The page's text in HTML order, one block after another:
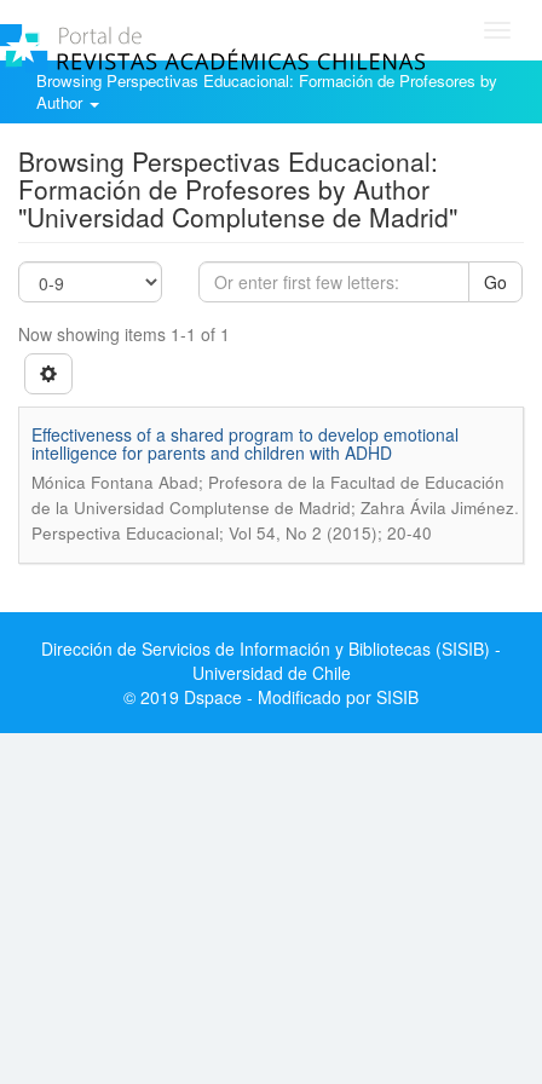
Browsing Perspectivas Educacional: Formación de Profesores by
Author
Browsing Perspectivas Educacional:
Formación de Profesores by Author
"Universidad Complutense de Madrid"
Go
Now showing items 1-1 of 1
Effectiveness of a shared program to develop emotional
intelligence for parents and children with ADHD
Mónica Fontana Abad; Profesora de la Facultad de Educación
de la Universidad Complutense de Madrid; Zahra Ávila Jiménez.
Perspectiva Educacional; Vol 54, No 2 (2015); 20-40
Dirección de Servicios de Información y Bibliotecas (SISIB) -
Universidad de Chile
© 2019 Dspace - Modificado por SISIB